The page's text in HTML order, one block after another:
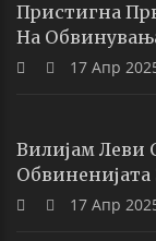
Пристигна
На
17 Апр
Вилијам Леви
17 Апр